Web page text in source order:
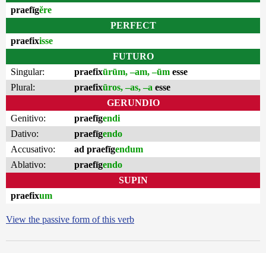
praefīgĕre
PERFECT
praefixisse
FUTURO
Singular:
praefixūrūm, –am, –ūm esse
Plural:
praefixūros, –as, –a esse
GERUNDIO
Genitivo:
praefīgendi
Dativo:
praefīgendo
Accusativo:
ad praefīgendum
Ablativo:
praefīgendo
SUPIN
praefixum
View the passive form of this verb